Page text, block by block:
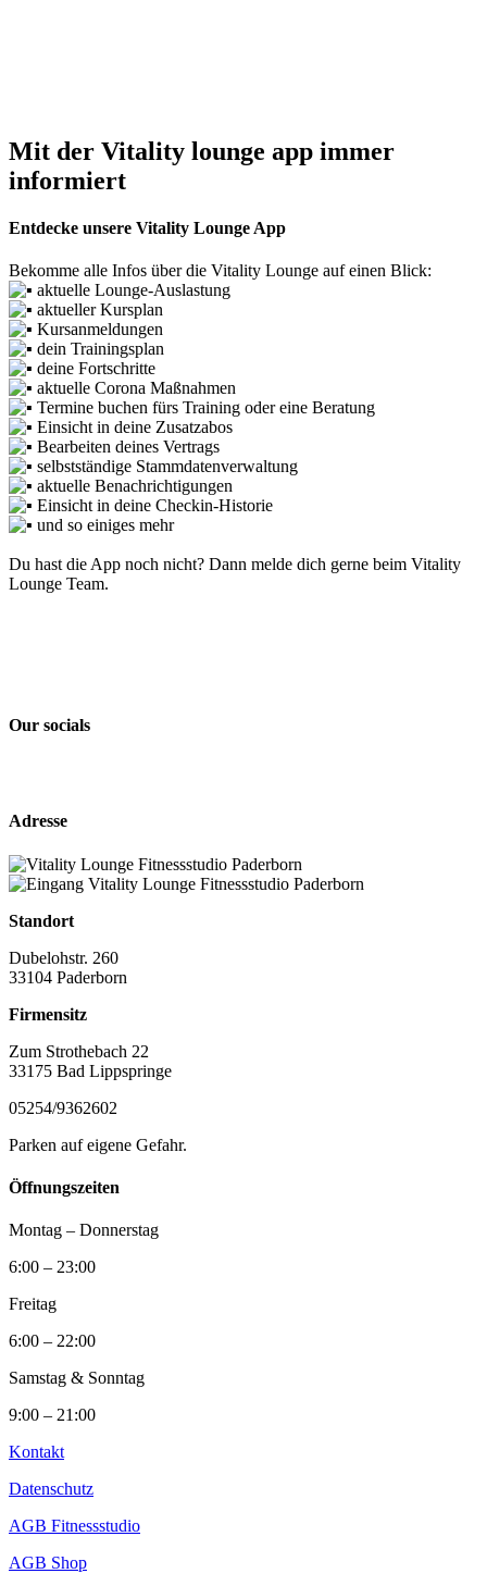
Mit der Vitality lounge app immer
informiert
Entdecke unsere Vitality Lounge App
Bekomme alle Infos über die Vitality Lounge auf einen Blick:
aktuelle Lounge-Auslastung
aktueller Kursplan
Kursanmeldungen
dein Trainingsplan
deine Fortschritte
aktuelle Corona Maßnahmen
Termine buchen fürs Training oder eine Beratung
Einsicht in deine Zusatzabos
Bearbeiten deines Vertrags
selbstständige Stammdatenverwaltung
aktuelle Benachrichtigungen
Einsicht in deine Checkin-Historie
und so einiges mehr
Du hast die App noch nicht? Dann melde dich gerne beim Vitality
Lounge Team.
Our socials
Adresse
Standort
Dubelohstr. 260
33104 Paderborn
Firmensitz
Zum Strothebach 22
33175 Bad Lippspringe
05254/9362602
Parken auf eigene Gefahr.
Öffnungszeiten
Montag – Donnerstag
6:00 – 23:00
Freitag
6:00 – 22:00
Samstag & Sonntag
9:00 – 21:00
Kontakt
Datenschutz
AGB Fitnessstudio
AGB Shop